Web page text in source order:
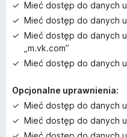
Mieć dostęp do danych
Mieć dostęp do danych
Mieć dostęp do danych
„m.vk.com”
Mieć dostęp do danych
Opcjonalne uprawnienia:
Mieć dostęp do danych
Mieć dostęp do danych